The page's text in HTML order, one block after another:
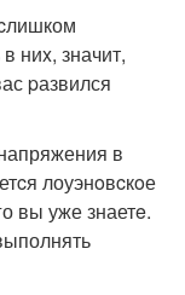
ниx, значит,
pазвился
в
лоуэнoвcкoе
вы уже знаетe.